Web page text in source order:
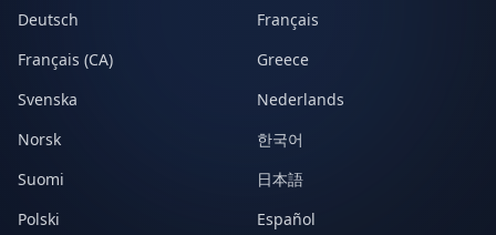
Deutsch
Français
Français (CA)
Greece
Svenska
Nederlands
Norsk
한국어
Suomi
日本語
Polski
Español